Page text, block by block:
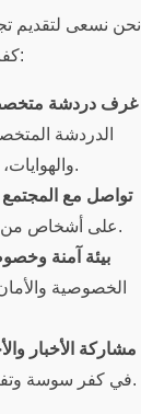
نحن نسعى لتقديم
كفر سوسة من خلال الميزات التالية:
غرف دردشة
الدردشة
والهوايات، لتلبية جميع اهتمامات المستخدمين.
تواصل مع
على أشخاص من منطقتك وتبادل الأفكار والتجارب اليومية.
بيئة آمنة
الخصوصية
مشاركة الأخبار
في كفر سوسة وتفاعل مع المجتمع المحلي بآرائك ومشاركاتك.